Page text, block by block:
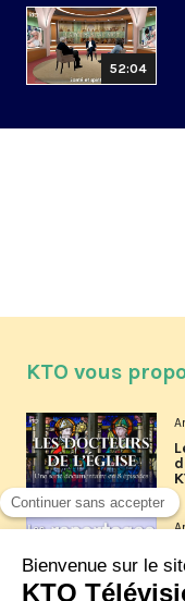
52:04
KTO vous